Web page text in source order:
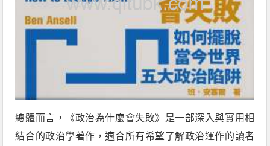
總體而言，《政治為什麼會失敗》是一部深入與實用相
結合的政治學著作，適合所有希望了解政治運作的讀者